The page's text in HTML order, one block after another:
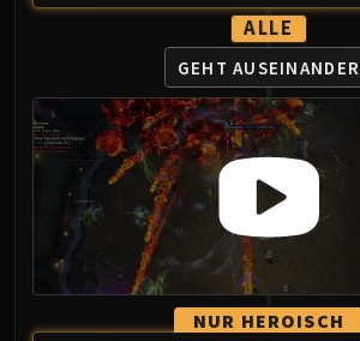
Twin Val'kyr
Anub'Arak
ULDUAR
Flame Leviathan
Ignis
Razorscale
XT-002
Assembly of Iron
Kologarn
Auriaya
ALLE
GEHT AUSEINANDER
NUR HEROISCH